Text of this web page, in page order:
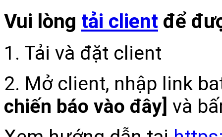
Vui lòng tải client để
1. Tải và đặt client
2. Mở client, nhập link
chiến báo vào đây] và